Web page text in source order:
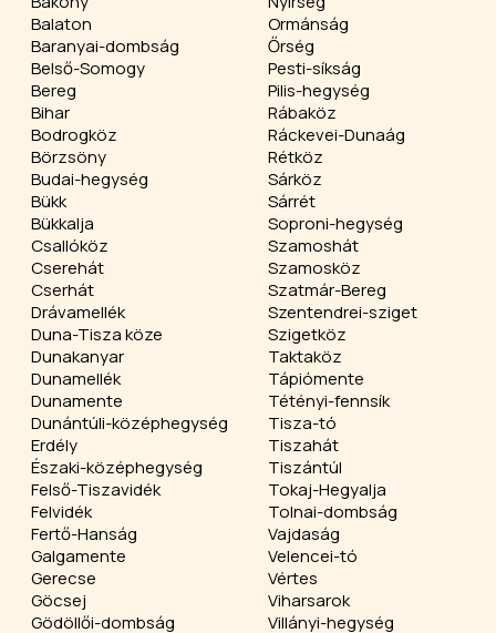
Balaton
Baranyai-dombság
Belső-Somogy
Bereg
Bihar
Bodrogköz
Börzsöny
Budai-hegység
Bükk
Bükkalja
Csallóköz
Cserehát
Cserhát
Drávamellék
Duna-Tisza köze
Dunakanyar
Dunamellék
Dunamente
Dunántúli-középhegység
Erdély
Északi-középhegység
Felső-Tiszavidék
Felvidék
Fertő-Hanság
Galgamente
Gerecse
Göcsej
Gödöllői-dombság
Ormánság
Őrség
Pesti-síkság
Pilis-hegység
Rábaköz
Ráckevei-Dunaág
Rétköz
Sárköz
Sárrét
Soproni-hegység
Szamoshát
Szamosköz
Szatmár-Bereg
Szentendrei-sziget
Szigetköz
Taktaköz
Tápiómente
Tétényi-fennsík
Tisza-tó
Tiszahát
Tiszántúl
Tokaj-Hegyalja
Tolnai-dombság
Vajdaság
Velencei-tó
Vértes
Viharsarok
Villányi-hegység